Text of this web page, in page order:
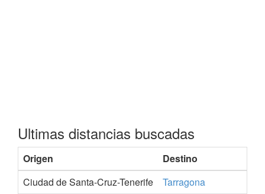
Ultimas distancias buscadas
Origen
Destino
Ciudad de Santa-Cruz-Tenerife
Tarragona